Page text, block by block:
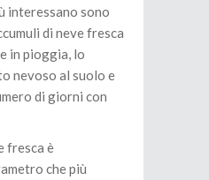
interessano sono
di neve fresca
in pioggia, lo
nevoso al suolo e
di giorni con
fresca è
che più